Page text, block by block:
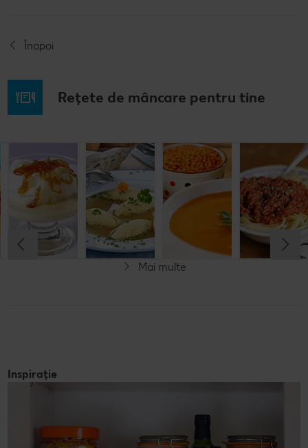
Înapoi
Rețete de mâncare pentru tine
Musaca de
cartofi cu
cașcaval
Cel mult 60 minute
Rafinat
Lapte de
pasăre
Cel mult 60 minute
Rafinat
Supă
tradițională
cu găluşte
Supă cremă de
linte
Cel mult 60 minute
Simplu
Mai multe
Inspirație